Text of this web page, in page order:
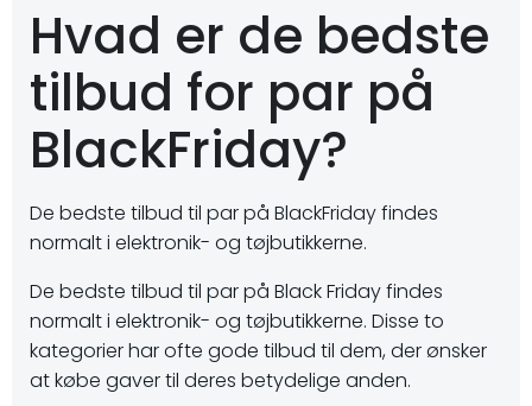
Hvad er de bedste
tilbud for par på
BlackFriday?
De bedste tilbud til par på BlackFriday findes
normalt i elektronik- og tøjbutikkerne.
De bedste tilbud til par på Black Friday findes
normalt i elektronik- og tøjbutikkerne. Disse to
kategorier har ofte gode tilbud til dem, der ønsker
at købe gaver til deres betydelige anden.